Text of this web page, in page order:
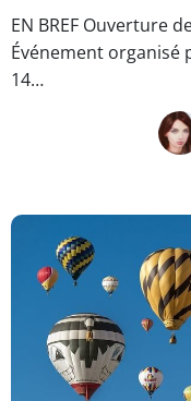
EN BREF Ouverture
Événement organisé
14…